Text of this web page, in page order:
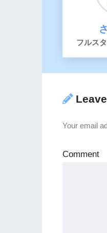
フルス
Your email
Comment